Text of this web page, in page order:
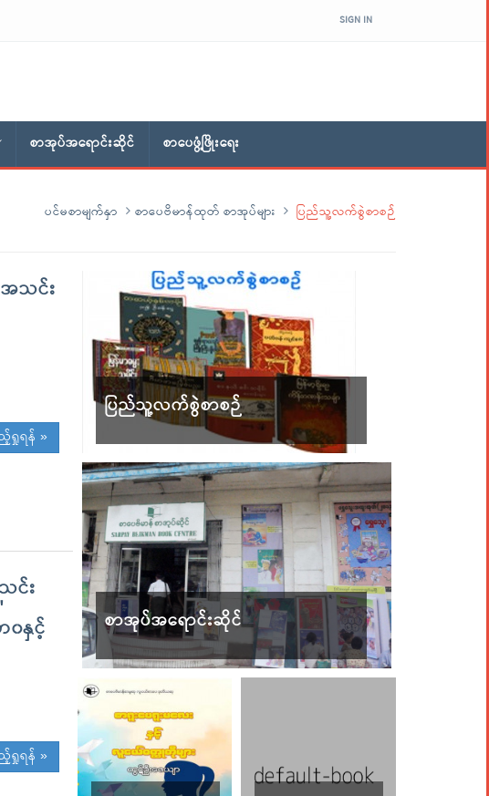
SIGN IN
စာအုပ်အရောင်းဆိုင် စာပေဖွံ့ဖြိုးရေး
ပင်မစာမျက်နှာ စာပေဗိမာန်ထုတ် စာအုပ်များ ပြည်သူ့လက်စွဲစာစဉ်
သင်း
ရှုရန် »
င်း
၀နှင့်
ရှုရန် »
ပြည်သူ့လက်စွဲစာစဉ်
စာအုပ်အရောင်းဆိုင်